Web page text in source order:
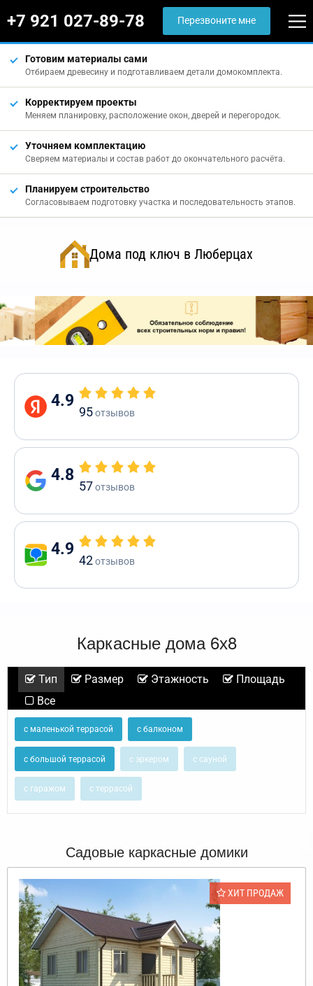
+7 921 027-89-78 Перезвоните мне
Готовим материалы сами
Отбираем древесину и подготавливаем детали домокомплекта.
Корректируем проекты
Меняем планировку, расположение окон, дверей и перегородок.
Уточняем комплектацию
Сверяем материалы и состав работ до окончательного расчёта.
Планируем строительство
Согласовываем подготовку участка и последовательность этапов.
Дома под ключ в Люберцах
4.9
95отзывов
4.8
57отзывов
4.9
42отзывов
Каркасные дома 6х8
Тип Размер Этажность
Площадь
Все
с маленькой террасой с балконом
с большой террасой с эркером с сауной
с гаражом с террасой
Садовые каркасные домики
ХИТ ПРОДАЖ